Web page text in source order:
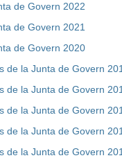
de Govern 2022
de Govern 2021
de Govern 2020
de la Junta de Govern
de la Junta de Govern
de la Junta de Govern
de la Junta de Govern
de la Junta de Govern